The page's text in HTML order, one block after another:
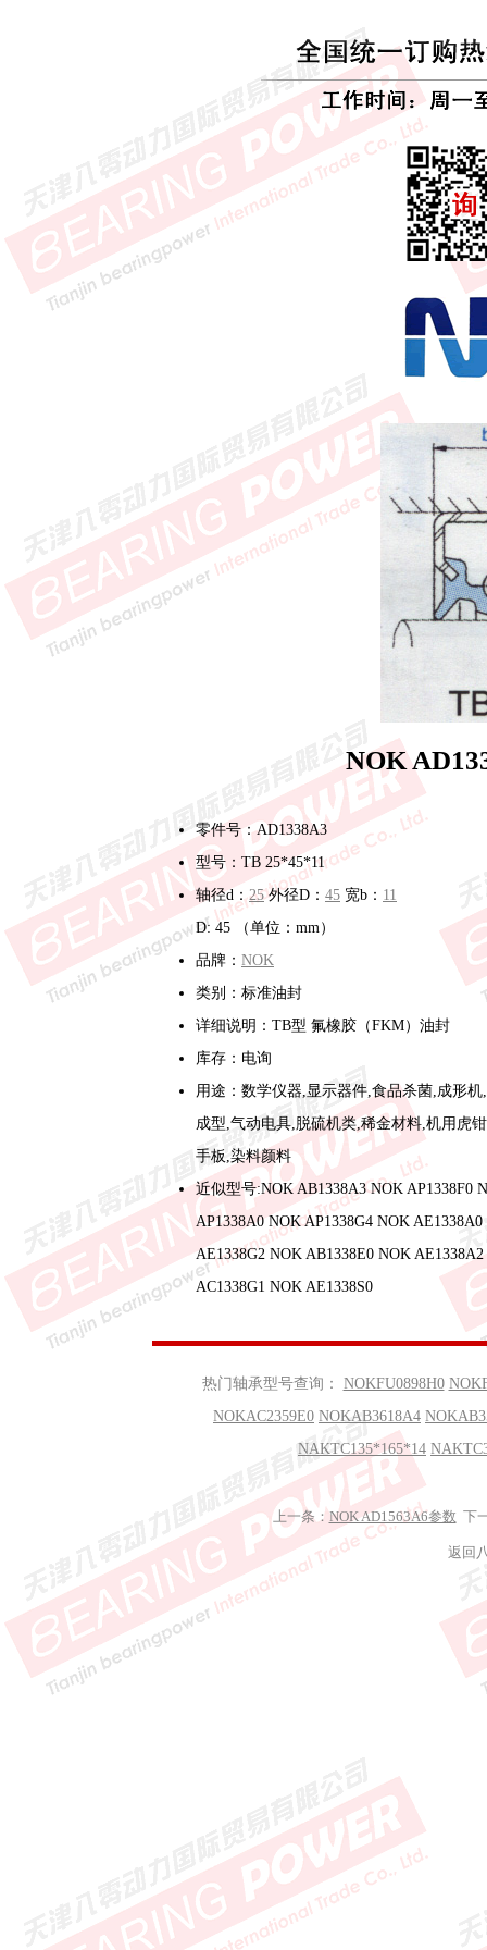
NOK
零件号：AD1338A3
型号：TB 25*45*11
轴径d：25外径D： 45 宽b： 11
D: 45 （单位：mm）
品牌： NOK
类别：标准油封
详细说明：TB型 氟橡胶（FKM）油封
库存：电询
用途：数学仪器,显示器件,食品杀菌,成形机
成型,气动电具,脱硫机类,稀金材料,机用虎
手板,染料颜料
近似型号:NOK AB1338A3 NOK AP1338F0
AP1338A0 NOK AP1338G4 NOK
AE1338G2 NOK AB1338E0 NOK
AC1338G1 NOK AE1338S0
热门轴承型号查询： NOKFU0898H0
NOKAC2359E0 NOKAB3618A4
NAKTC135*165*14
上一条： NOK AD1563A6参数 下
返回